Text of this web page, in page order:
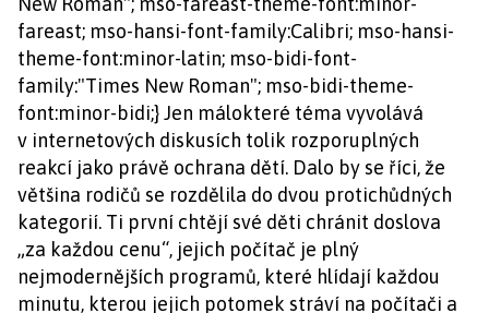
fareast; mso-hansi-font-family:Calibri; mso-hansi-
theme-font:minor-latin; mso-bidi-font-
family:"Times New Roman"; mso-bidi-theme-
font:minor-bidi;} Jen málokteré téma vyvolává
v internetových diskusích tolik rozporuplných
reakcí jako právě ochrana dětí. Dalo by se říci, že
většina rodičů se rozdělila do dvou protichůdných
kategorií. Ti první chtějí své děti chránit doslova
„za každou cenu“, jejich počítač je plný
nejmodernějších programů, které hlídají každou
minutu, kterou jejich potomek stráví na počítači a